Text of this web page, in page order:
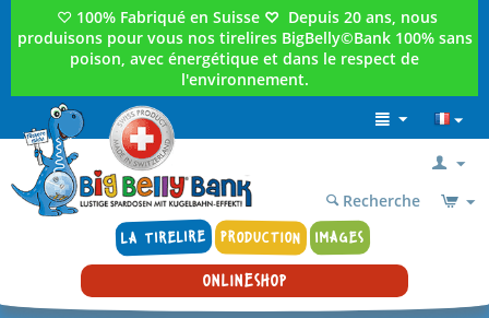
♡ 100% Fabriqué en Suisse ♡ Depuis 20 ans, nous
produisons pour vous nos tirelires BigBelly©Bank 100% sans
poison, avec énergétique et dans le respect de
l'environnement.
LA TIRELIRE PRODUCTION IMAGES
Recherche
ONLINESHOP